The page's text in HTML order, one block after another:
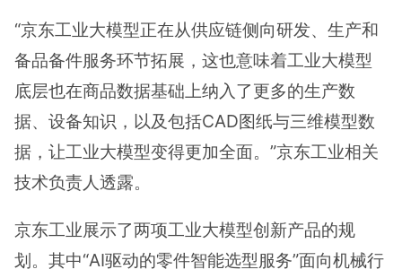
“京东工业大模型正在从供应链侧向研发、生产和
备品备件服务环节拓展，这也意味着工业大模型
底层也在商品数据基础上纳入了更多的生产数
据、设备知识，以及包括CAD图纸与三维模型数
据，让工业大模型变得更加全面。”京东工业相关
技术负责人透露。
京东工业展示了两项工业大模型创新产品的规
划。其中“AI驱动的零件智能选型服务”面向机械行